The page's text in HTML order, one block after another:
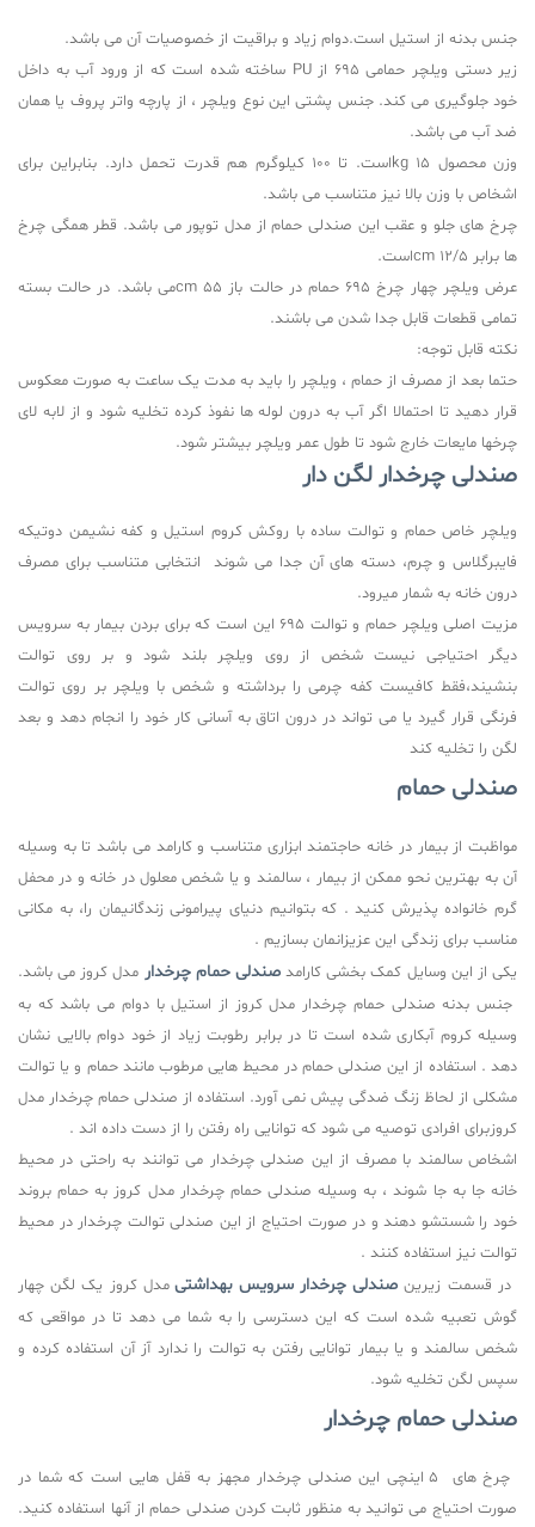
جنس بدنه از استیل است.دوام زیاد و براقیت از خصوصیات آن می باشد.
زیر دستی ویلچر حمامی695 از PU ساخته شده است که از ورود آب به داخل
خود جلوگیری می کند. جنس پشتی این نوع ویلچر ، از پارچه واتر پروف یا همان
ضد آب می باشد.
وزن محصول 15
kg
است. تا 100 کیلوگرم هم قدرت تحمل دارد. بنابراین برای
اشخاص با وزن بالا نیز متناسب می باشد.
چرخ های جلو و عقب این صندلی حمام از مدل توپور می باشد. قطر همگی چرخ
ها برابر 12/5
cmاست.
عرض ویلچر چهار چرخ 695 حمام در حالت باز 55
cmمی باشد. در حالت بسته
تمامی قطعات قابل جدا شدن می باشند.
نکته قابل توجه:
حتما بعد از مصرف از حمام ، ویلچر را باید به مدت یک ساعت به صورت معکوس
قرار دهید تا احتمالا اگر آب به درون لوله ها نفوذ کرده تخلیه شود و از لابه لای
چرخها مایعات خارج شود تا طول عمر ویلچر بیشتر شود.
صندلی چرخدار لگن دار
ویلچر خاص حمام و توالت ساده با روکش کروم استیل و کفه نشیمن دوتیکه
فایبرگلاس و چرم، دسته های آن جدا می شوند انتخابی متناسب برای مصرف
درون خانه به شمار میرود.
مزیت اصلی ویلچر حمام و توالت 695 این است که برای بردن بیمار به سرویس
دیگر احتیاجی نیست شخص از روی ویلچر بلند شود و بر روی توالت
بنشیند،فقط کافیست کفه چرمی را برداشته و شخص با ویلچر بر روی توالت
فرنگی قرار گیرد یا می تواند در درون اتاق به آسانی کار خود را انجام دهد و بعد
لگن را تخلیه کند
صندلی حمام
مواظبت از بیمار در خانه حاجتمند ابزاری متناسب و کارامد می باشد تا به وسیله
آن به بهترین نحو ممکن از بیمار ، سالمند و یا شخص معلول در خانه و در محفل
گرم خانواده پذیرش کنید . که بتوانیم دنیای پیرامونی زندگانیمان را، به مکانی
مناسب برای زندگی این عزیزانمان بسازیم .
یکی از این وسایل کمک بخشی کارامدصندلی حمام چرخدار مدل کروز می باشد.
جنس بدنه صندلی حمام چرخدار مدل کروز از استیل با دوام می باشد که به
وسیله کروم آبکاری شده است تا در برابر رطوبت زیاد از خود دوام بالایی نشان
دهد . استفاده از این صندلی حمام در محیط هایی مرطوب مانند حمام و یا توالت
مشکلی از لحاظ زنگ ضدگی پیش نمی آورد. استفاده از صندلی حمام چرخدار مدل
کروزبرای افرادی توصیه می شود که توانایی راه رفتن را از دست داده اند .
اشخاص سالمند با مصرف از این صندلی چرخدار می توانند به راحتی در محیط
خانه جا به جا شوند ، به وسیله صندلی حمام چرخدار مدل کروز به حمام بروند
خود را شستشو دهند و در صورت احتیاج از این صندلی توالت چرخدار در محیط
توالت نیز استفاده کنند .
در قسمت زیرین صندلی چرخدار سرویس بهداشتی مدل کروز یک لگن چهار
گوش تعبیه شده است که این دسترسی را به شما می دهد تا در مواقعی که
شخص سالمند و یا بیمار توانایی رفتن به توالت را ندارد آز آن استفاده کرده و
سپس لگن تخلیه شود.
صندلی حمام چرخدار
چرخ های 5 اینچی این صندلی چرخدار مجهز به قفل هایی است که شما در
صورت احتیاج می توانید به منظور ثابت کردن صندلی حمام از آنها استفاده کنید.